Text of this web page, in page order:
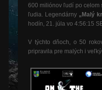
600 miliónov ľudí po celom
ľudia. Legendárny „Malý
hodín, 21. júla vo 4:56:15
V týchto dňoch, o 50
pripravila pre malých i